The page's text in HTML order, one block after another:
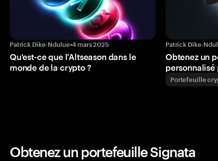
Patrick Dike-Ndulue•4 mars 2025
Qu'est-ce que l'Altseason dans le
monde de la crypto ?
Patrick Dike-
Obtenez un
personnalisé
Portefeuille
Obtenez un portefeuille Signata